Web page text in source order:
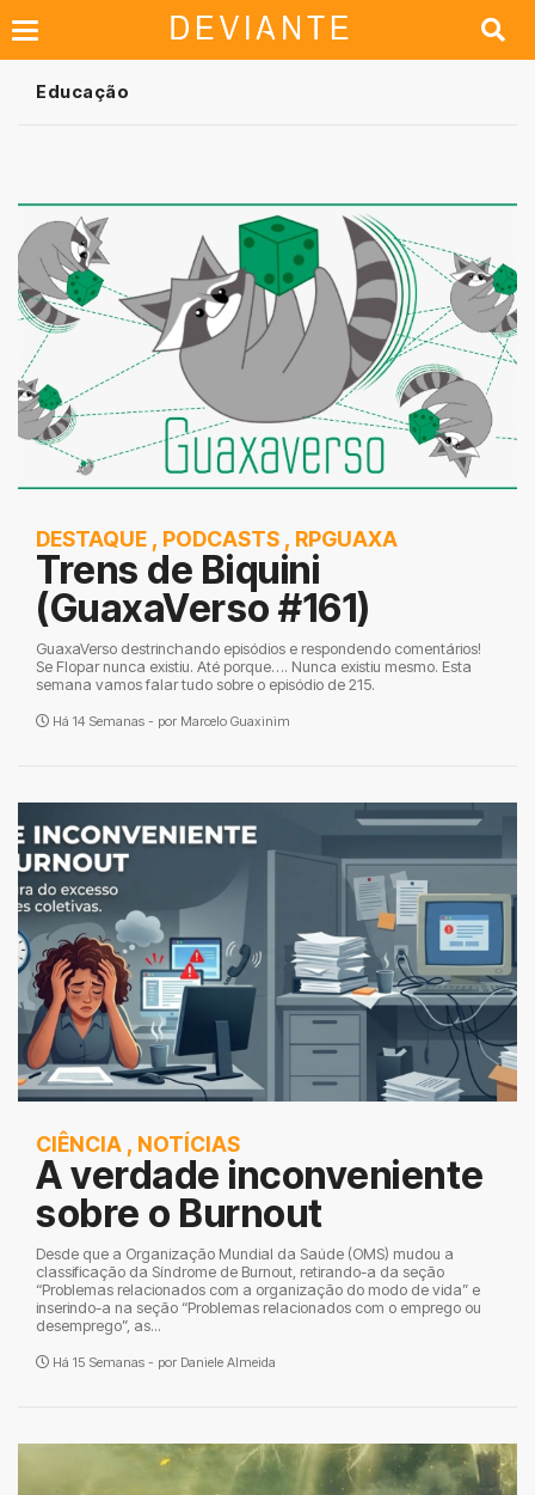
Educação
DESTAQUE , PODCASTS , RPGUAXA
Trens de Biquini
(GuaxaVerso #161)
GuaxaVerso destrinchando episódios e respondendo comentários!
Se Flopar nunca existiu. Até porque…. Nunca existiu mesmo. Esta
semana vamos falar tudo sobre o episódio de 215.
Há 14 Semanas - por Marcelo Guaxinim
CIÊNCIA , NOTÍCIAS
A verdade inconveniente
sobre o Burnout
Desde que a Organização Mundial da Saúde (OMS) mudou a
classificação da Síndrome de Burnout, retirando-a da seção
“Problemas relacionados com a organização do modo de vida” e
inserindo-a na seção “Problemas relacionados com o emprego ou
desemprego”, as...
Há 15 Semanas - por Daniele Almeida